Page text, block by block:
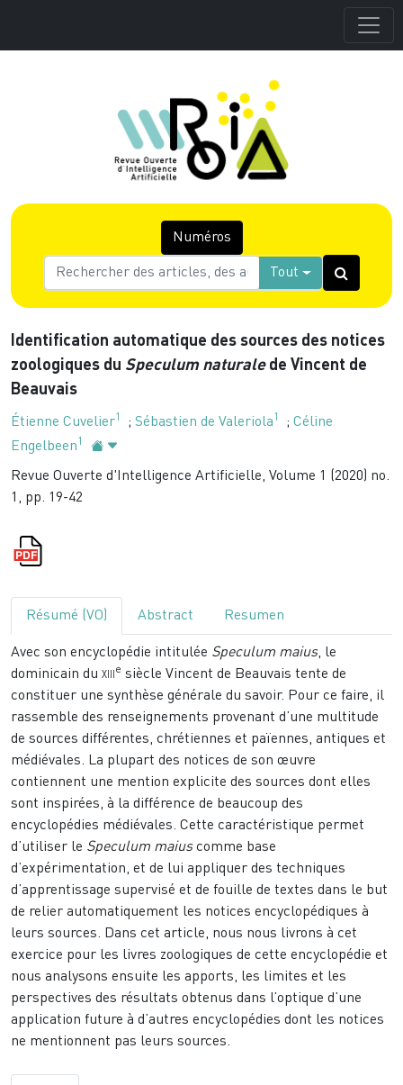
Numéros
Tout
Identification automatique des sources des notices
zoologiques du Speculum naturalede Vincent de
Beauvais
Étienne Cuvelier1 ; Sébastien de Valeriola1 ; Céline
Engelbeen 1
Revue Ouverte d'Intelligence Artificielle, Volume 1 (2020) no.
1, pp. 19-42
Résumé (VO) Abstract Resumen
Avec son encyclopédie intitulée Speculum maius, le
dominicain du xiiie siècle Vincent de Beauvais tente de
constituer une synthèse générale du savoir. Pour ce faire, il
rassemble des renseignements provenant d’une multitude
de sources différentes, chrétiennes et païennes, antiques et
médiévales. La plupart des notices de son œuvre
contiennent une mention explicite des sources dont elles
sont inspirées, à la différence de beaucoup des
encyclopédies médiévales. Cette caractéristique permet
d’utiliser le Speculum maiuscomme base
d’expérimentation, et de lui appliquer des techniques
d’apprentissage supervisé et de fouille de textes dans le but
de relier automatiquement les notices encyclopédiques à
leurs sources. Dans cet article, nous nous livrons à cet
exercice pour les livres zoologiques de cette encyclopédie et
nous analysons ensuite les apports, les limites et les
perspectives des résultats obtenus dans l’optique d’une
application future à d’autres encyclopédies dont les notices
ne mentionnent pas leurs sources.